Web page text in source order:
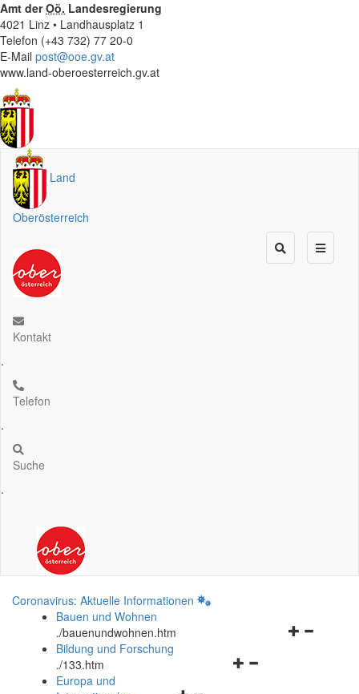
Amt derOö. Landesregierung
4021 Linz • Landhausplatz 1
Telefon (+43 732) 77 20-0
E-Mail post@ooe.gv.at
www.land-oberoesterreich.gv.at
Land
Oberösterreich
Kontakt
.
Telefon
.
Suche
.
Coronavirus: Aktuelle Informationen
Bauen und Wohnen
./bauenundwohnen.htm
Navigationsmenü
Bildung und Forschung
./133.htm
Europa und